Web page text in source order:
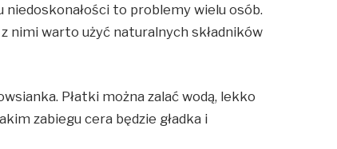
niedoskonałości to problemy wielu osób.
nimi warto użyć naturalnych składników
Płatki można zalać wodą, lekko
zabiegu cera będzie gładka i